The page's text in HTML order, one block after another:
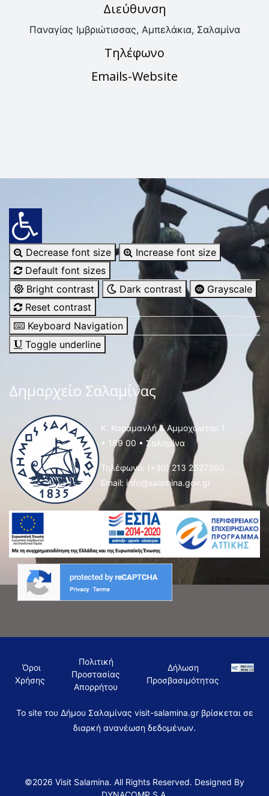
Διεύθυνση
Παναγίας Ιμβριώτισσας, Αμπελάκια, Σαλαμίνα
Τηλέφωνο
Emails-Website
Decrease font size
Increase font size
Default font sizes
Bright contrast
Dark contrast
Grayscale
Reset contrast
Keyboard Navigation
Toggle underline
Δημαρχείο Σαλαμίνας
Κ. Καραμανλή & Αμμοχώστου 1
• 189 00 • Σαλαμίνα
Τηλέφωνο: (+30) 213 2027300
Email: info@salamina.gov.gr
Όροι
Χρήσης
Πολιτική
Προστασίας
Απορρήτου
Δήλωση
Προσβασιμότητας
To site του Δήμου Σαλαμίνας visit-salamina.gr βρίσκεται σε
διαρκή ανανέωση δεδομένων.
©2026 Visit Salamina. All Rights Reserved. Designed By